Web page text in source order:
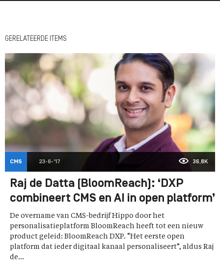
GERELATEERDE ITEMS
CMS 23-6-'17 36,8K
Raj de Datta (BloomReach): ‘DXP
combineert CMS en AI in open platform’
De overname van CMS-bedrijf Hippo door het
personalisatieplatform BloomReach heeft tot een nieuw
product geleid: BloomReach DXP. “Het eerste open
platform dat ieder digitaal kanaal personaliseert”, aldus Raj
de...